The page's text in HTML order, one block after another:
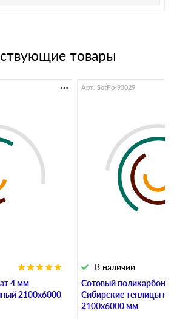
товары
4 мм
2100х6000
Сотовый
Сибирские теплицы
2100х6000 мм
В наличии
Арт. SotPo-93029